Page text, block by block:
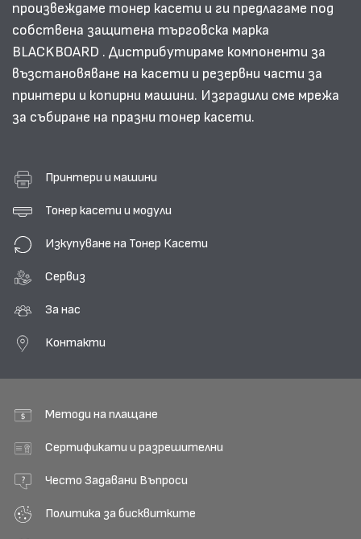
произвеждаме тонер касети и ги предлагаме под
собствена защитена търговска марка
BLACKBOARD . Дистрибутираме компоненти за
възстановяване на касети и резервни части за
принтери и копирни машини. Изградили сме мрежа
за събиране на празни тонер касети.
Принтери и машини
Тонер касети и модули
Изкупуване на Тонер Касети
Сервиз
За нас
Контакти
Методи на плащане
Сертификати и разрешителни
Често Задавани Въпроси
Политика за бисквитките